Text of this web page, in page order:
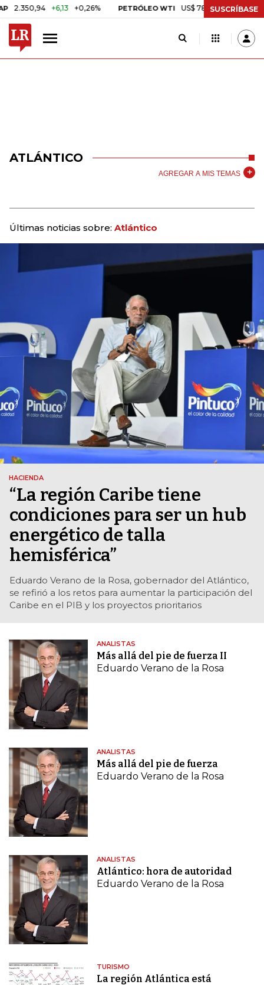
+6,13 +0,26% PETRÓLEO WTI US$ 78,01 US$ 2,92 +3,89%
SUSCRÍBASE
ATLÁNTICO
AGREGAR A MIS TEMAS
Últimas noticias sobre: Atlántico
HACIENDA
“La región Caribe tiene
condiciones para ser un hub
energético de talla
hemisférica”
Eduardo Verano de la Rosa, gobernador del Atlántico,
se refirió a los retos para aumentar la participación del
Caribe en el PIB y los proyectos prioritarios
ANALISTAS
Más allá del pie de fuerza II
Eduardo Verano de la Rosa
ANALISTAS
Más allá del pie de fuerza
Eduardo Verano de la Rosa
ANALISTAS
Atlántico: hora de autoridad
Eduardo Verano de la Rosa
TURISMO
La región Atlántica está